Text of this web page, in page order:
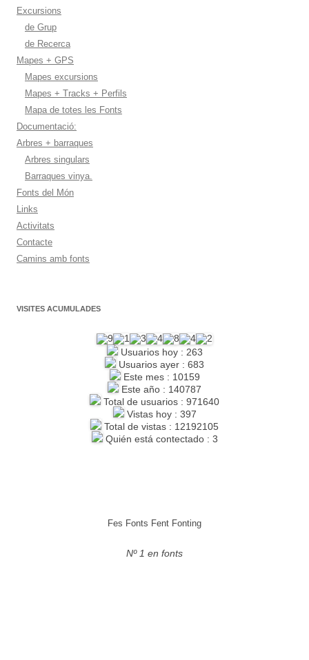
Excursions
de Grup
de Recerca
Mapes + GPS
Mapes excursions
Mapes + Tracks + Perfils
Mapa de totes les Fonts
Documentació:
Arbres + barraques
Arbres singulars
Barraques vinya.
Fonts del Món
Links
Activitats
Contacte
Camins amb fonts
VISITES ACUMULADES
Usuarios hoy : 263
Usuarios ayer : 683
Este mes : 10159
Este año : 140787
Total de usuarios : 971640
Vistas hoy : 397
Total de vistas : 12192105
Quién está contectado : 3
Fes Fonts Fent Fonting
Nº 1 en fonts